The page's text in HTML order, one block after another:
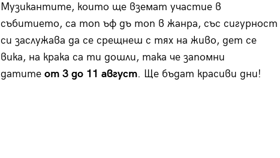
Музикантите, които ще вземат участие в
събитието, са топ ъф дъ топ в жанра, със сигурност
си заслужава да се срещнеш с тях на живо, дет се
вика, на крака са ти дошли, така че запомни
датите от 3 до 11 август. Ще бъдат красиви дни!